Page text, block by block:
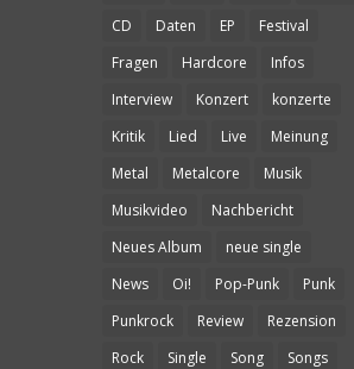
CD
Daten EP
Festival
Fragen
Hardcore
Infos
Interview
Konzert
konzerte
Kritik
Lied Live
Meinung
Metal
Metalcore
Musik
Musikvideo
Nachbericht
Neues Album
neue single
News
Oi! Pop-Punk
Punk
Punkrock
Review
Rezension
Rock
Single Song Songs